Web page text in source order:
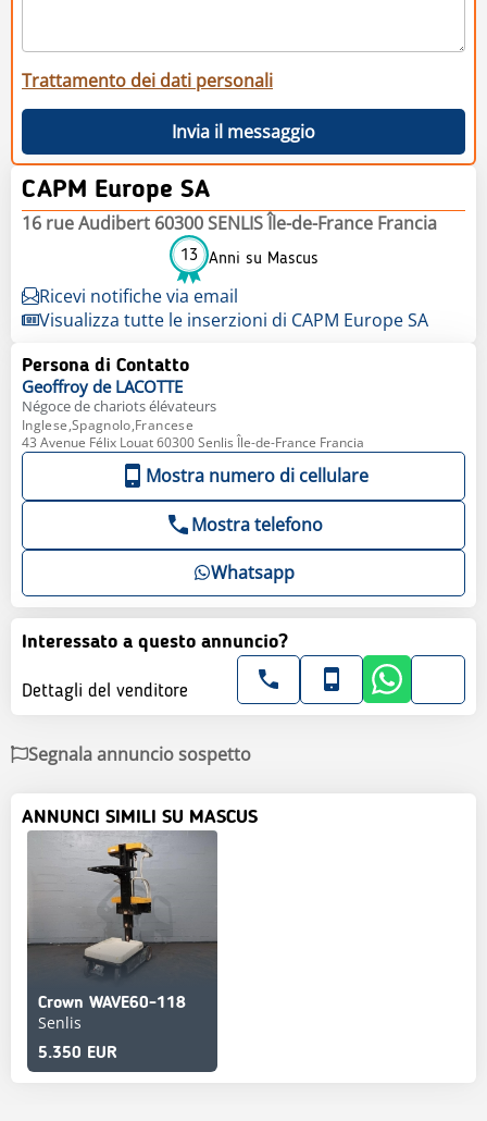
Trattamento dei dati personali
Invia il messaggio
CAPM Europe SA
16 rue Audibert 60300 SENLIS Île-de-France Francia
13 Anni su Mascus
Ricevi notifiche via email
Visualizza tutte le inserzioni di CAPM Europe SA
Persona di Contatto
Geoffroy de LACOTTE
Négoce de chariots élévateurs
Inglese,Spagnolo,Francese
43 Avenue Félix Louat 60300 Senlis Île-de-France Francia
Mostra numero di cellulare
Mostra telefono
Whatsapp
Interessato a questo annuncio?
Dettagli del venditore
Segnala annuncio sospetto
ANNUNCI SIMILI SU MASCUS
Crown WAVE60-118
Senlis
5.350 EUR